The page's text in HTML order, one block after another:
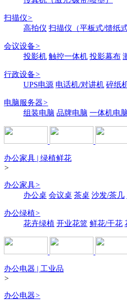
扫描仪>
高拍仪 扫描仪（平板式/馈纸式
会议设备>
投影机 触控一体机 投影幕布
行政设备>
UPS电源 电话机/对讲机 碎纸
电脑服务器>
组装电脑 品牌电脑 一体机电
办公家具 | 绿植鲜花
>
办公家具>
办公桌 会议桌 茶桌 沙发/茶几
办公绿植>
花卉绿植 开业花篮 鲜花/干花
办公电器 | 工业品
>
办公电器>